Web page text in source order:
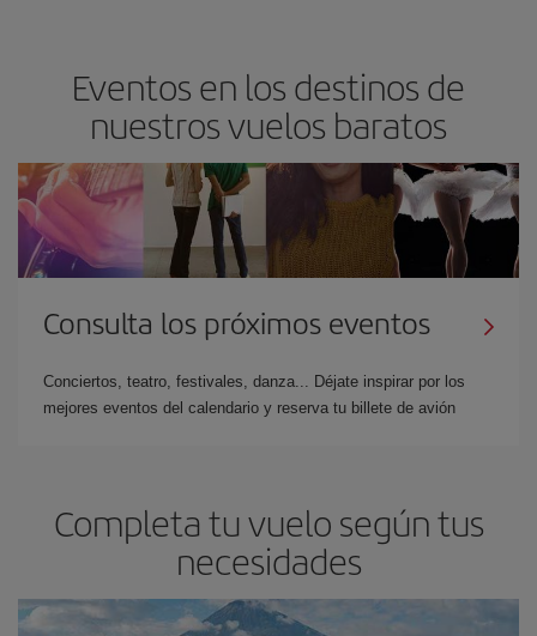
Eventos en los destinos de
nuestros vuelos baratos
Consulta los próximos eventos
Conciertos, teatro, festivales, danza... Déjate inspirar por los
mejores eventos del calendario y reserva tu billete de avión
Completa tu vuelo según tus
necesidades